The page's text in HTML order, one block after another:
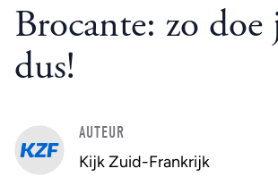
Brocante: zo doe
dus!
AUTEUR
Kijk Zuid-Frankrijk